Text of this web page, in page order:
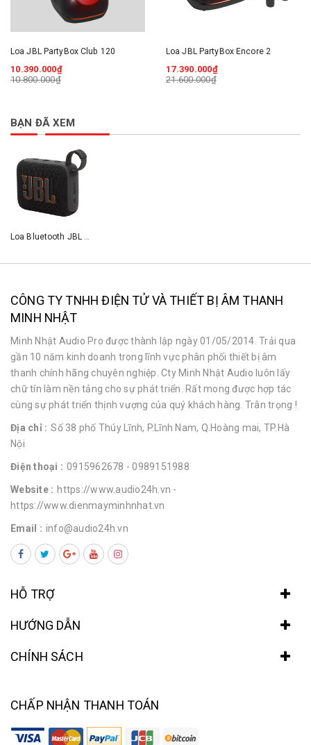
Loa JBL PartyBox Club 120
10.390.000₫
10.800.000₫
Loa JBL PartyBox Encore 2
17.390.000₫
21.600.000₫
BẠN ĐÃ XEM
Loa Bluetooth JBL Go 4 - Hàng Chính hãng PGI
CÔNG TY TNHH ĐIỆN TỬ VÀ THIẾT BỊ ÂM THANH
MINH NHẬT
Minh Nhật Audio Pro được thành lập ngày 01/05/2014. Trải qua
gần 10 năm kinh doanh trong lĩnh vực phân phối thiết bị âm
thanh chính hãng chuyên nghiệp. Cty Minh Nhật Audio luôn lấy
chữ tín làm nền tảng cho sự phát triển. Rất mong được hợp tác
cùng sự phát triển thịnh vượng của quý khách hàng. Trân trọng !
Địa chỉ : Số 38 phố Thúy Lĩnh, P.Lĩnh Nam, Q.Hoàng mai, TP.Hà
Nội
Điện thoại : 0915962678 - 0989151988
Website : https://www.audio24h.vn -
https://www.dienmayminhnhat.vn
Email : info@audio24h.vn
HỖ TRỢ
HƯỚNG DẪN
CHÍNH SÁCH
CHẤP NHẬN THANH TOÁN